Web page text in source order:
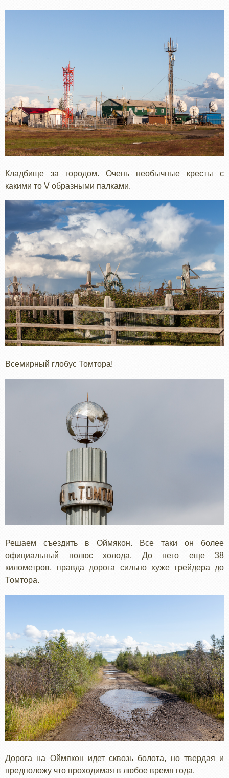
Кладбище за городом. Очень необычные кресты с
какими то V образными палками.
Всемирный глобус Томтора!
Решаем съездить в Оймякон. Все таки он более
официальный полюс холода. До него еще 38
километров, правда дорога сильно хуже грейдера до
Томтора.
Дорога на Оймякон идет сквозь болота, но твердая и
предположу что проходимая в любое время года.